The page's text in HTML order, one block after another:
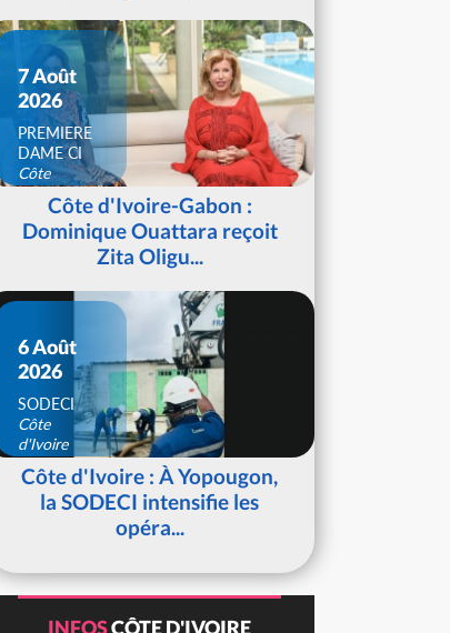
7 Août
2026
PREMIERE
DAME CI
Côte
d'IvoireCôte d'Ivoire-Gabon :
Dominique Ouattara reçoit
Zita Oligu...
6 Août
2026
SODECI
Côte
d'Ivoire
Côte d'Ivoire : À Yopougon,
la SODECI intensifie les
opéra...
INFOSCÔTE D'IVOIRE